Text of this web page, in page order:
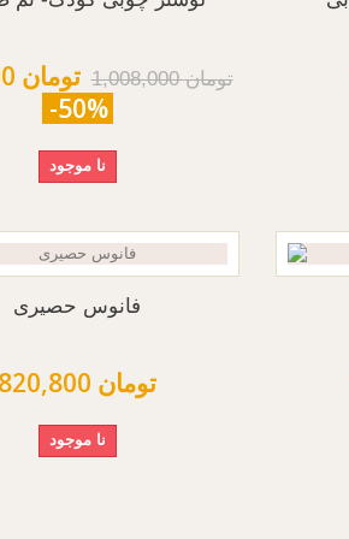
504,000 تومان 1,008,000 تومان
-50%
نا موجود
فانوس حصیری
820,800 تومان
نا موجود